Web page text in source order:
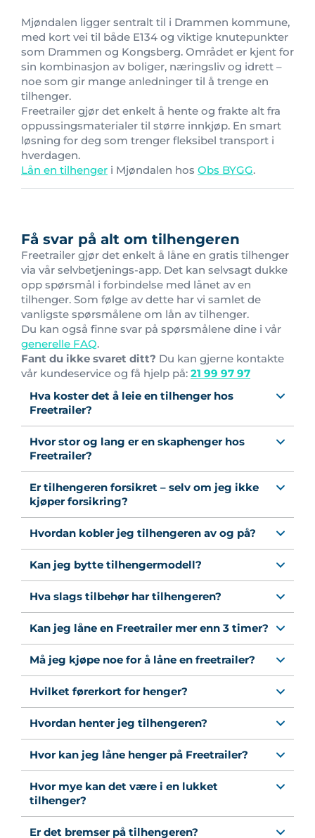
Mjøndalen ligger sentralt til i Drammen kommune,
med kort vei til både E134 og viktige knutepunkter
som Drammen og Kongsberg. Området er kjent for
sin kombinasjon av boliger, næringsliv og idrett –
noe som gir mange anledninger til å trenge en
tilhenger.
Freetrailer gjør det enkelt å hente og frakte alt fra
oppussingsmaterialer til større innkjøp. En smart
løsning for deg som trenger fleksibel transport i
hverdagen.
Lån en tilhenger i Mjøndalen hos Obs BYGG.
Få svar på alt om tilhengeren
Freetrailer gjør det enkelt å låne en gratis tilhenger
via vår selvbetjenings-app. Det kan selvsagt dukke
opp spørsmål i forbindelse med lånet av en
tilhenger. Som følge av dette har vi samlet de
vanligste spørsmålene om lån av tilhenger.
Du kan også finne svar på spørsmålene dine i vår
generelle FAQ.
Fant du ikke svaret ditt? Du kan gjerne kontakte
vår kundeservice og få hjelp på: 21 99 97 97
Hva koster det å leie en tilhenger hos
Freetrailer?
Hvor stor og lang er en skaphenger hos
Freetrailer?
Er tilhengeren forsikret – selv om jeg ikke
kjøper forsikring?
Hvordan kobler jeg tilhengeren av og på?
Kan jeg bytte tilhengermodell?
Hva slags tilbehør har tilhengeren?
Kan jeg låne en Freetrailer mer enn 3 timer?
Må jeg kjøpe noe for å låne en freetrailer?
Hvilket førerkort for henger?
Hvordan henter jeg tilhengeren?
Hvor kan jeg låne henger på Freetrailer?
Hvor mye kan det være i en lukket
tilhenger?
Er det bremser på tilhengeren?